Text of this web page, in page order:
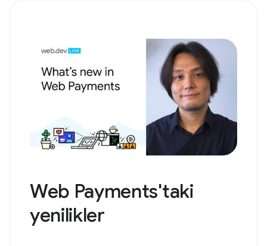
Web Payments'taki
yenilikler